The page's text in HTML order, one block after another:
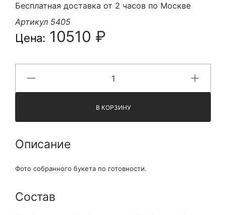
Бесплатная доставка от 2 часов по Москве
Артикул 5405
Цена: 10510 ₽
В КОРЗИНУ
Описание
Фото собранного букета по готовности.
Состав